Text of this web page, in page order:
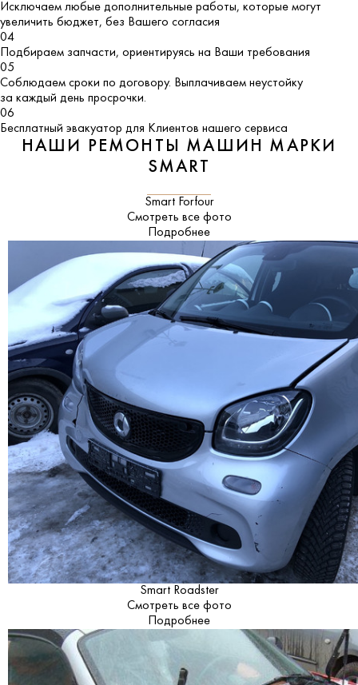
Исключаем любые дополнительные работы, которые могут
увеличить бюджет, без Вашего согласия
04
Подбираем запчасти, ориентируясь на Ваши требования
05
Соблюдаем сроки по договору. Выплачиваем неустойку
за каждый день просрочки.
06
Бесплатный эвакуатор для Клиентов нашего сервиса
НАШИ РЕМОНТЫ МАШИН МАРКИ
SMART
Smart Forfour
Смотреть все фото
Подробнее
Smart Roadster
Смотреть все фото
Подробнее